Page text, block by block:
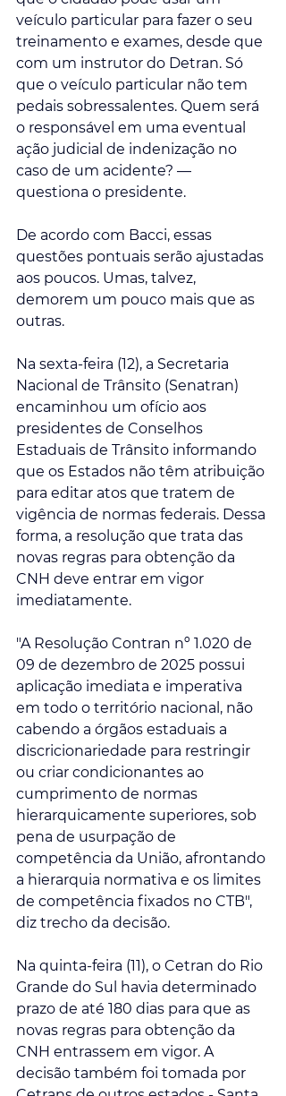
veículo particular para fazer o seu
treinamento e exames, desde que
com um instrutor do Detran. Só
que o veículo particular não tem
pedais sobressalentes. Quem será
o responsável em uma eventual
ação judicial de indenização no
caso de um acidente? —
questiona o presidente.
De acordo com Bacci, essas
questões pontuais serão ajustadas
aos poucos. Umas, talvez,
demorem um pouco mais que as
outras.
Na sexta-feira (12), a Secretaria
Nacional de Trânsito (Senatran)
encaminhou um ofício aos
presidentes de Conselhos
Estaduais de Trânsito informando
que os Estados não têm atribuição
para editar atos que tratem de
vigência de normas federais. Dessa
forma, a resolução que trata das
novas regras para obtenção da
CNH deve entrar em vigor
imediatamente.
"A Resolução Contran nº 1.020 de
09 de dezembro de 2025 possui
aplicação imediata e imperativa
em todo o território nacional, não
cabendo a órgãos estaduais a
discricionariedade para restringir
ou criar condicionantes ao
cumprimento de normas
hierarquicamente superiores, sob
pena de usurpação de
competência da União, afrontando
a hierarquia normativa e os limites
de competência fixados no CTB",
diz trecho da decisão.
Na quinta-feira (11), o Cetran do Rio
Grande do Sul havia determinado
prazo de até 180 dias para que as
novas regras para obtenção da
CNH entrassem em vigor. A
decisão também foi tomada por